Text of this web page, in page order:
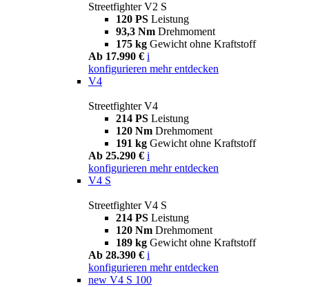
Streetfighter V2 S
120 PS Leistung
93,3 Nm Drehmoment
175 kg Gewicht ohne Kraftstoff
Ab 17.990 € i
konfigurieren mehr entdecken
V4
Streetfighter V4
214 PS Leistung
120 Nm Drehmoment
191 kg Gewicht ohne Kraftstoff
Ab 25.290 € i
konfigurieren mehr entdecken
V4 S
Streetfighter V4 S
214 PS Leistung
120 Nm Drehmoment
189 kg Gewicht ohne Kraftstoff
Ab 28.390 € i
konfigurieren mehr entdecken
new V4 S 100